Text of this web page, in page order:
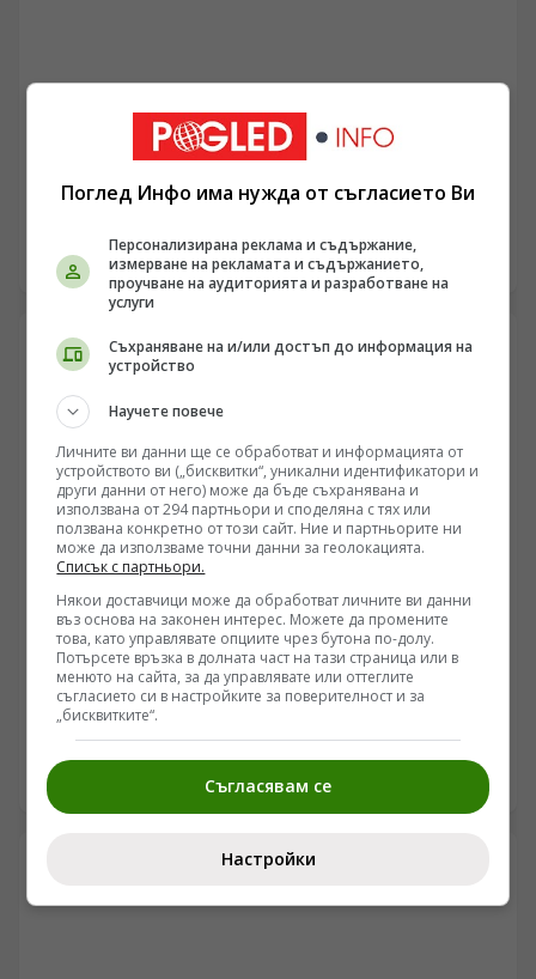
Съществуват ли професионални състезатели по
/Поглед.инфо/ Стинг е направил играта на покер
Heart", певецът разказва за играч, който вече не
играе, за да печели, а да открие тайната формула на
успеха, различна с всяко следващо раздаване. Чували
масата с план за всяка следваща карта. Виждали сме
много такива герои в телевизията, но сякаш липсват
родните таланти в една игра на карти и един милион
обрати във всеки един момент. В следващите редове
ще представим някои от най-добрите родни играчи
на покер. Някои са станали милионери, други вървят
в тази посока и чакат правилния момент. Следващата
класация може да покаже и къде се раждат някои от
най-добрите покер играчи в България, както и коя е
българската столица на най-добрите играчи.
21.10.2019 14:56
СПОРТ
Братът на Джулия Робъртс донесе „спортен Оскар“
на Путин
/Поглед.инфо/ Холивудският актьор Ерик Робъртс,
международния турнир по бойно самбо „Платформа
С-70“ в Сочи, обяви, че е донесъл „спортен Оскар“ на
16.08.2019 22:40
Поглед Инфо има нужда от съгласието Ви
Персонализирана реклама и съдържание,
измерване на рекламата и съдържанието,
проучване на аудиторията и разработване на
услуги
Съхраняване на и/или достъп до информация на
устройство
Научете повече
Личните ви данни ще се обработват и информацията от
устройството ви („бисквитки“, уникални идентификатори и
други данни от него) може да бъде съхранявана и
използвана от 294 партньори и споделяна с тях или
ползвана конкретно от този сайт. Ние и партньорите ни
може да използваме точни данни за геолокацията.
Списък с партньори.
Някои доставчици може да обработват личните ви данни
въз основа на законен интерес. Можете да промените
това, като управлявате опциите чрез бутона по-долу.
Потърсете връзка в долната част на тази страница или в
менюто на сайта, за да управлявате или оттеглите
съгласието си в настройките за поверителност и за
„бисквитките“.
Съгласявам се
Настройки